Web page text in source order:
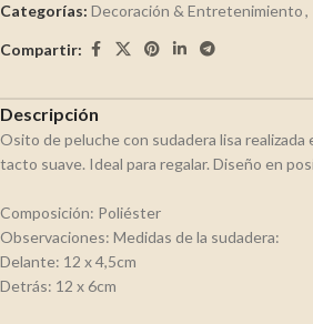
Categorías: Decoración & Entretenimiento,
Compartir:
Descripción
Osito de peluche con sudadera lisa
tacto suave. Ideal para regalar. Diseño en
Composición: Poliéster
Observaciones: Medidas de la sudadera:
Delante: 12 x 4,5cm
Detrás: 12 x 6cm